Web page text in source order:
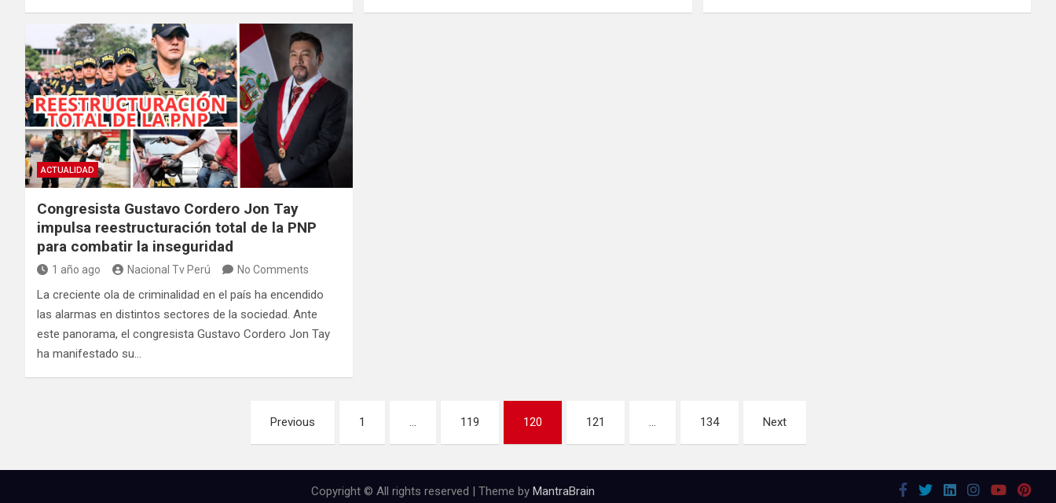
ACTUALIDAD
Congresista Gustavo Cordero Jon Tay
impulsa reestructuración total de la PNP
para combatir la inseguridad
1 año ago Nacional Tv Perú No Comments
La creciente ola de criminalidad en el país ha encendido
las alarmas en distintos sectores de la sociedad. Ante
este panorama, el congresista Gustavo Cordero Jon Tay
ha manifestado su…
Previous 1 … 119 120 121 … 134 Next
Copyright © All rights reserved | Theme by MantraBrain